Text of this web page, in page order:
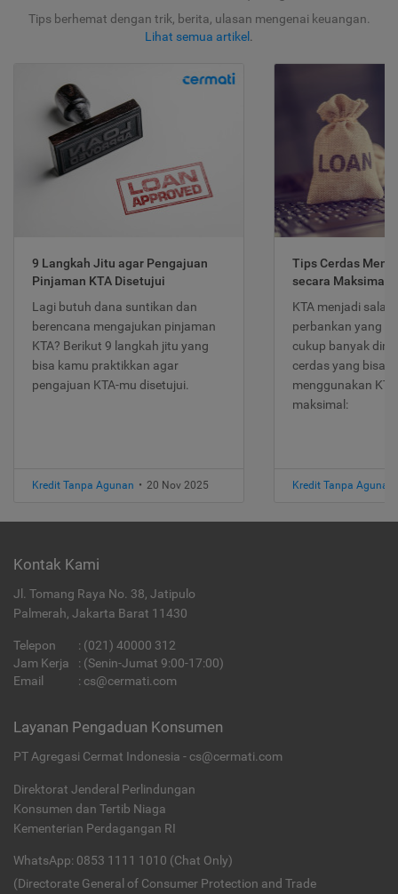
Tips berhemat dengan trik, berita, ulasan mengenai keuangan.
Lihat semua artikel .
9 Langkah Jitu agar Pengajuan
Pinjaman KTA Disetujui
Lagi butuh dana suntikan dan
berencana mengajukan pinjaman
KTA? Berikut 9 langkah jitu yang
bisa kamu praktikkan agar
pengajuan KTA-mu disetujui.
Kredit Tanpa Agunan • 20 Nov 2025
Tips Cerdas
secara Maksimal
KTA menjadi
perbankan yang
cukup banyak
cerdas yang bisa
menggunakan
maksimal:
Kredit Tanpa Agunan
Kontak Kami
Jl. Tomang Raya No. 38, Jatipulo
Palmerah, Jakarta Barat 11430
Telepon : (021) 40000 312
Jam Kerja
: (Senin-Jumat 9:00-17:00)
Email
: cs@cermati.com
Layanan Pengaduan Konsumen
PT Agregasi Cermat Indonesia - cs@cermati.com
Direktorat Jenderal Perlindungan
Konsumen dan Tertib Niaga
Kementerian Perdagangan RI
WhatsApp: 0853 1111 1010 (Chat Only)
(Directorate General of Consumer Protection and Trade